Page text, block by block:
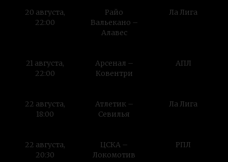
20 августа,
22:00
Райо
Вальекано –
Алавес
Ла Лига
21 августа,
22:00
Арсенал –
Ковентри
АПЛ
22 августа,
18:00
Атлетик –
Севилья
Ла Лига
22 августа,
20:30
ЦСКА –
Локомотив
РПЛ